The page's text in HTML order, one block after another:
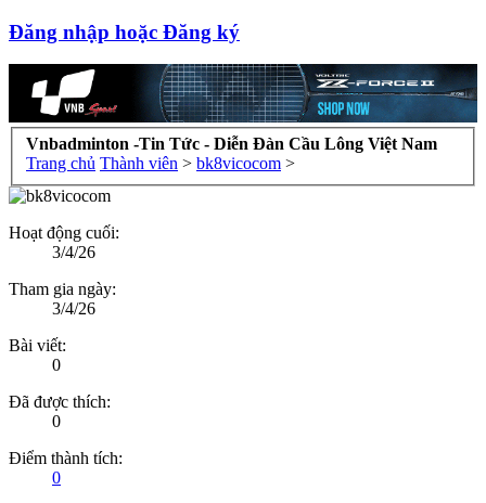
Đăng nhập hoặc Đăng ký
Vnbadminton -Tin Tức - Diễn Đàn Cầu Lông Việt Nam
Trang chủ Thành viên > bk8vicocom >
Hoạt động cuối:
3/4/26
Tham gia ngày:
3/4/26
Bài viết:
0
Đã được thích:
0
Điểm thành tích:
0